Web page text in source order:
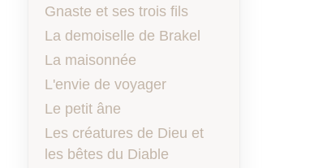
Gnaste et ses trois fils
La demoiselle de Brakel
La maisonnée
L'envie de voyager
Le petit âne
Les créatures de Dieu et
les bêtes du Diable